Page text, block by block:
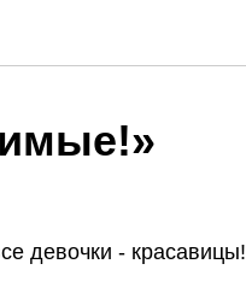
девочки - красавицы!